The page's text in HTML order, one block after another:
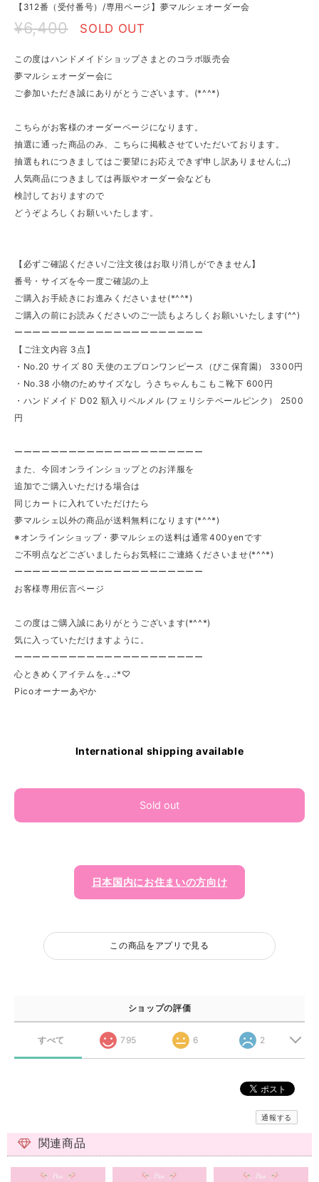
【312番（受付番号）/専用ページ】夢マルシェオーダー会
¥6,400 SOLD OUT
この度はハンドメイドショップさまとのコラボ販売会
夢マルシェオーダー会に
ご参加いただき誠にありがとうございます。(*^^*)
こちらがお客様のオーダーページになります。
抽選に通った商品のみ、こちらに掲載させていただいております。
抽選もれにつきましてはご要望にお応えできず申し訳ありません(;_;)
人気商品につきましては再販やオーダー会なども
検討しておりますので
どうぞよろしくお願いいたします。
【必ずご確認ください/ご注文後はお取り消しができません】
番号・サイズを今一度ご確認の上
ご購入お手続きにお進みくださいませ(*^^*)
ご購入の前にお読みくださいのご一読もよろしくお願いいたします(^^)
ーーーーーーーーーーーーーーーーーーーーー
【ご注文内容 3点】
・No.20 サイズ 80 天使のエプロンワンピース（ぴこ保育園） 3300円
・No.38 小物のためサイズなし うさちゃんもこもこ靴下 600円
・ハンドメイド D02 額入りペルメル (フェリシテペールピンク） 2500
円
ーーーーーーーーーーーーーーーーーーーーー
また、今回オンラインショップとのお洋服を
追加でご購入いただける場合は
同じカートに入れていただけたら
夢マルシェ以外の商品が送料無料になります(*^^*)
※オンラインショップ・夢マルシェの送料は通常400yenです
ご不明点などございましたらお気軽にご連絡くださいませ(*^^*)
ーーーーーーーーーーーーーーーーーーーーー
お客様専用伝言ページ
この度はご購入誠にありがとうございます(*^^*)
気に入っていただけますように。
ーーーーーーーーーーーーーーーーーーーーー
心ときめくアイテムを.｡.:*♡
Picoオーナーあやか
International shipping available
Sold out
日本国内にお住まいの方向け
この商品をアプリで見る
ショップの評価
すべて 795 6 2
通報する
関連商品